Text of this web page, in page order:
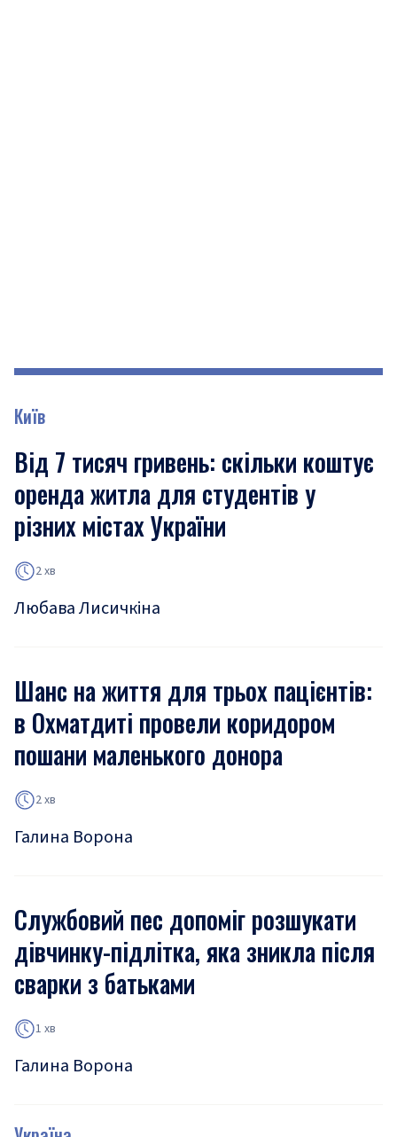
Київ
Від 7 тисяч гривень: скільки коштує
оренда житла для студентів у
різних містах України
2 хв
Любава Лисичкіна
Шанс на життя для трьох пацієнтів:
в Охматдиті провели коридором
пошани маленького донора
2 хв
Галина Ворона
Службовий пес допоміг розшукати
дівчинку-підлітка, яка зникла після
сварки з батьками
1 хв
Галина Ворона